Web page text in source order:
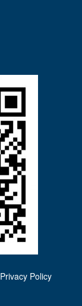
Privacy Policy